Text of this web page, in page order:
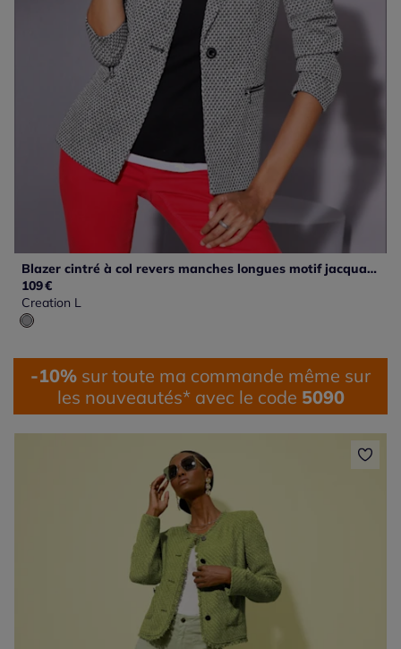
Blazer cintré à col revers manches longues motif jacquard
109€
Creation L
-10% sur toute ma commande même sur
les nouveautés* avec le code 5090